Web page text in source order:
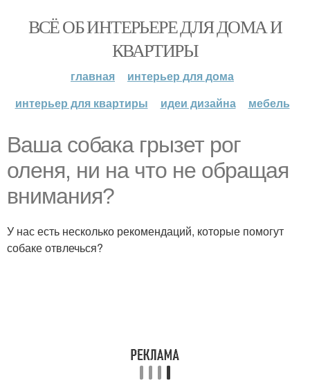
ВСЁ ОБ ИНТЕРЬЕРЕ ДЛЯ ДОМА И
КВАРТИРЫ
главная
интерьер для дома
интерьер для квартиры
идеи дизайна мебель
Ваша собака грызет рог
оленя, ни на что не обращая
внимания?
У нас есть несколько рекомендаций, которые помогут
собаке отвлечься?